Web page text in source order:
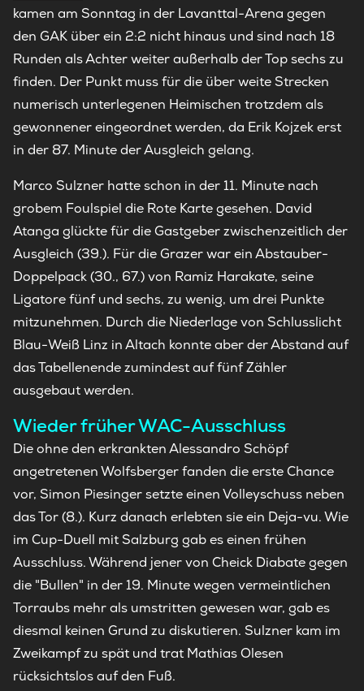
kamen am Sonntag in der Lavanttal-Arena gegen
den GAK über ein 2:2 nicht hinaus und sind nach 18
Runden als Achter weiter außerhalb der Top sechs zu
finden. Der Punkt muss für die über weite Strecken
numerisch unterlegenen Heimischen trotzdem als
gewonnener eingeordnet werden, da Erik Kojzek erst
in der 87. Minute der Ausgleich gelang.
Marco Sulzner hatte schon in der 11. Minute nach
grobem Foulspiel die Rote Karte gesehen. David
Atanga glückte für die Gastgeber zwischenzeitlich der
Ausgleich (39.). Für die Grazer war ein Abstauber-
Doppelpack (30., 67.) von Ramiz Harakate, seine
Ligatore fünf und sechs, zu wenig, um drei Punkte
mitzunehmen. Durch die Niederlage von Schlusslicht
Blau-Weiß Linz in Altach konnte aber der Abstand auf
das Tabellenende zumindest auf fünf Zähler
ausgebaut werden.
Wieder früher WAC-Ausschluss
Die ohne den erkrankten Alessandro Schöpf
angetretenen Wolfsberger fanden die erste Chance
vor, Simon Piesinger setzte einen Volleyschuss neben
das Tor (8.). Kurz danach erlebten sie ein Deja-vu. Wie
im Cup-Duell mit Salzburg gab es einen frühen
Ausschluss. Während jener von Cheick Diabate gegen
die "Bullen" in der 19. Minute wegen vermeintlichen
Torraubs mehr als umstritten gewesen war, gab es
diesmal keinen Grund zu diskutieren. Sulzner kam im
Zweikampf zu spät und trat Mathias Olesen
rücksichtslos auf den Fuß.